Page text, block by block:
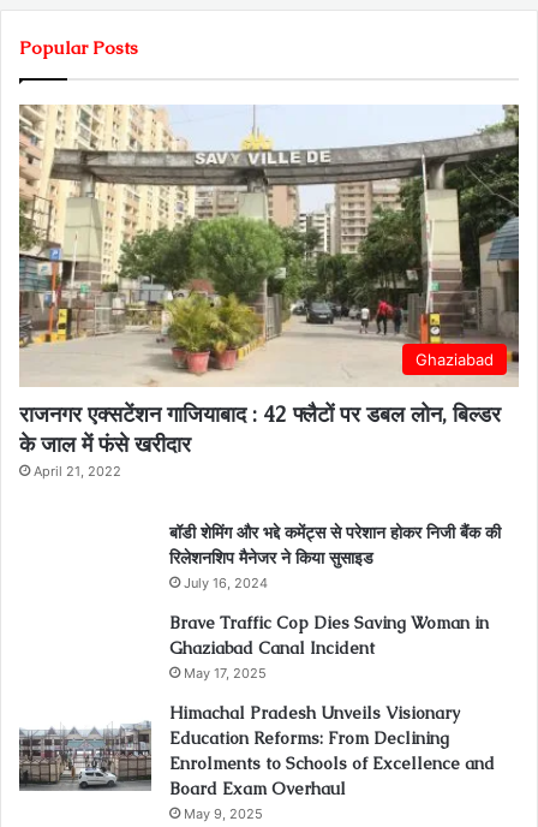
Popular Posts
Ghaziabad
राजनगर एक्सटेंशन गाजियाबाद : 42 फ्लैटों पर डबल लोन, बिल्डर
के जाल में फंसे खरीदार
April 21, 2022
बॉडी शेमिंग और भद्दे कमेंट्स से परेशान होकर निजी बैंक की
रिलेशनशिप मैनेजर ने किया सुसाइड
July 16, 2024
Brave Traffic Cop Dies Saving Woman in
Ghaziabad Canal Incident
May 17, 2025
Himachal Pradesh Unveils Visionary
Education Reforms: From Declining
Enrolments to Schools of Excellence and
Board Exam Overhaul
May 9, 2025